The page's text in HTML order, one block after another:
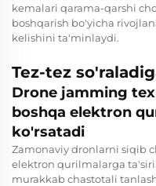
kemalari qarama-qarshi
boshqarish bo'yicha
kelishini ta'minlaydi.
Tez-tez
Drone jamming
boshqa elektron
ko'rsatadi
Zamonaviy dronlarni siqib
elektron qurilmalarga
murakkab chastotali